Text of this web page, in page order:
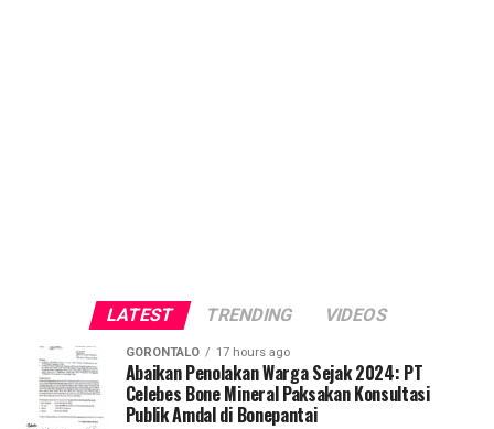
LATEST TRENDING VIDEOS
GORONTALO 17 hours ago
Abaikan Penolakan Warga Sejak 2024: PT
Celebes Bone Mineral Paksakan Konsultasi
Publik Amdal di Bonepantai